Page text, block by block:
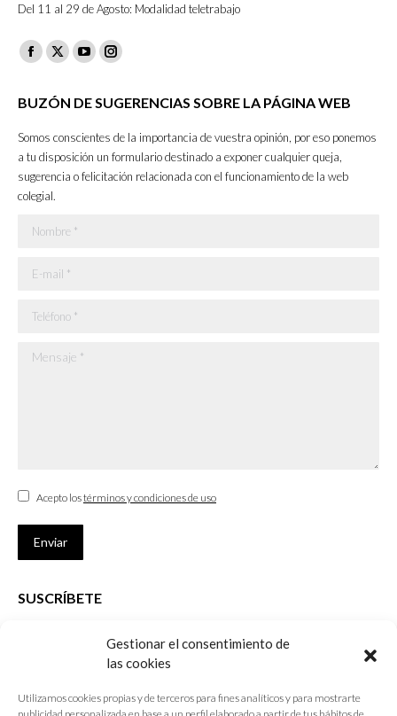
Gestionar el consentimiento de
las cookies
Utilizamos cookies propias y de terceros para fines analíticos y para mostrarte
Del 11 al 29 de Agosto: Modalidad teletrabajo
Facebook
opens
new
window
X
opens
new
window
YouTube
opens
new
window
Instagram
opens
in
new
window
BUZÓN DE SUGERENCIAS SOBRE LA PÁGINA WEB
Somos conscientes de la importancia de vuestra opinión, por eso ponemos
a tu disposición un formulario destinado a exponer cualquier queja,
sugerencia o felicitación relacionada con el funcionamiento de la web
colegial.
Nombre *
E-mail *
Teléfono *
Mensaje *
Acepto lostérminos y condiciones de uso
Enviar
SUSCRÍBETE
que desarrolla el Colegio de Arquitectos de Cádiz